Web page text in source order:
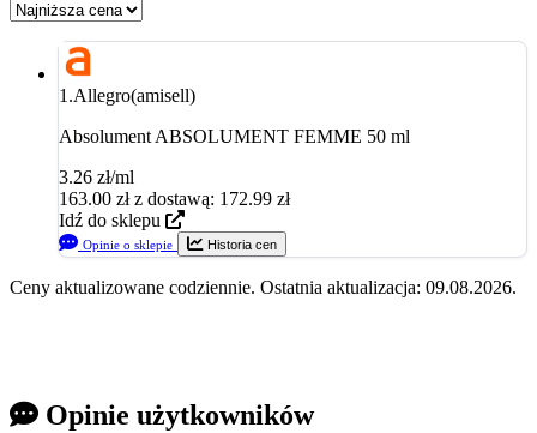
1.Allegro(amisell)
Absolument ABSOLUMENT FEMME 50 ml
3.26 zł/ml
163.00 zł z dostawą: 172.99 zł
Idź do sklepu
Opinie o sklepie Historia cen
Ceny aktualizowane codziennie. Ostatnia aktualizacja: 09.08.2026.
Opinie użytkowników